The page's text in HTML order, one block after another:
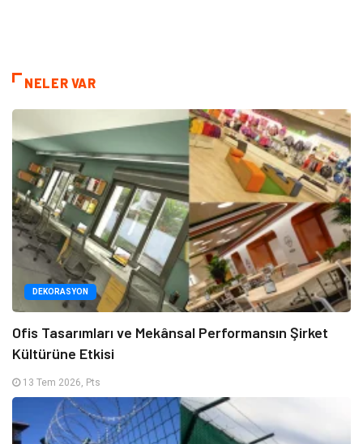
NELER VAR
DEKORASYON
Ofis Tasarımları ve Mekânsal Performansın Şirket
Kültürüne Etkisi
13 Tem 2026, Pts